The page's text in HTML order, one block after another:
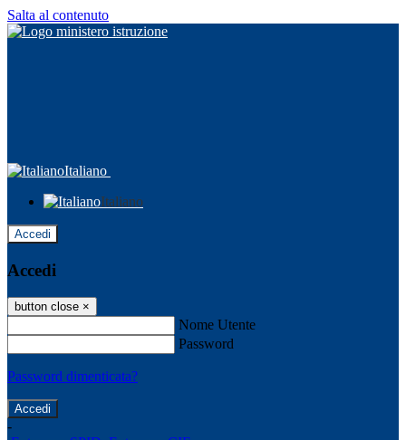
Salta al contenuto
Italiano
Italiano
Accedi
Accedi
button close ×
Nome Utente
Password
Password dimenticata?
-